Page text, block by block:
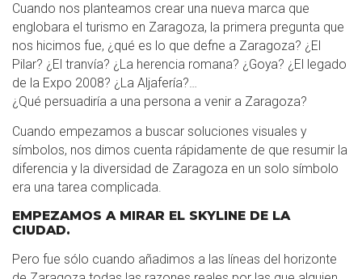
Cuando nos planteamos crear una nueva marca que
englobara el turismo en Zaragoza, la primera pregunta que
nos hicimos fue, ¿qué es lo que defne a Zaragoza? ¿El
Pilar? ¿El tranvía? ¿La herencia romana? ¿Goya? ¿El legado
de la Expo 2008? ¿La Aljafería?…
¿Qué persuadiría a una persona a venir a Zaragoza?
Cuando empezamos a buscar soluciones visuales y
símbolos, nos dimos cuenta rápidamente de que resumir la
diferencia y la diversidad de Zaragoza en un solo símbolo
era una tarea complicada.
EMPEZAMOS A MIRAR EL SKYLINE DE LA
CIUDAD.
Pero fue sólo cuando añadimos a las líneas del horizonte